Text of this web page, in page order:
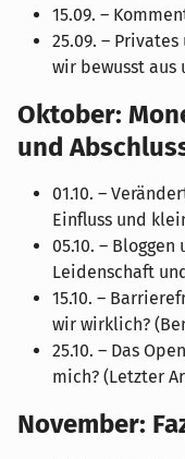
15.09. –
25.09. –
wir bewusst aus
Oktober:
und
01.10. –
Einfluss und
05.10. –
Leidenschaft
15.10. –
wir wirklich?
25.10. – Das
mich? (Letzter
November: